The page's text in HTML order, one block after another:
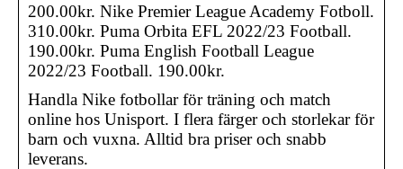
200.00kr. Nike Premier League Academy Fotboll.
310.00kr. Puma Orbita EFL 2022/23 Football.
190.00kr. Puma English Football League
2022/23 Football. 190.00kr.
Handla Nike fotbollar för träning och match
online hos Unisport. I flera färger och storlekar för
barn och vuxna. Alltid bra priser och snabb
leverans.